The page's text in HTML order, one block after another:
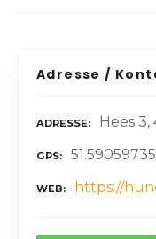
Adresse /
ADRESSE Hees 3,
GPS
WEB https://